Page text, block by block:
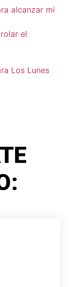
alcanzar mi
el
Los Lunes